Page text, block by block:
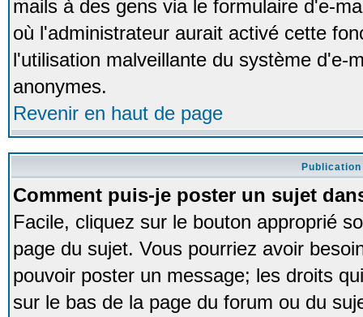
mails à des gens via le formulaire d'e-
où l'administrateur aurait activé cette
l'utilisation malveillante du système d'e-
anonymes.
Revenir en haut de page
Publication
Comment puis-je poster un sujet
Facile, cliquez sur le bouton approprié
page du sujet. Vous pourriez avoir
pouvoir poster un message; les droits
sur le bas de la page du forum ou du